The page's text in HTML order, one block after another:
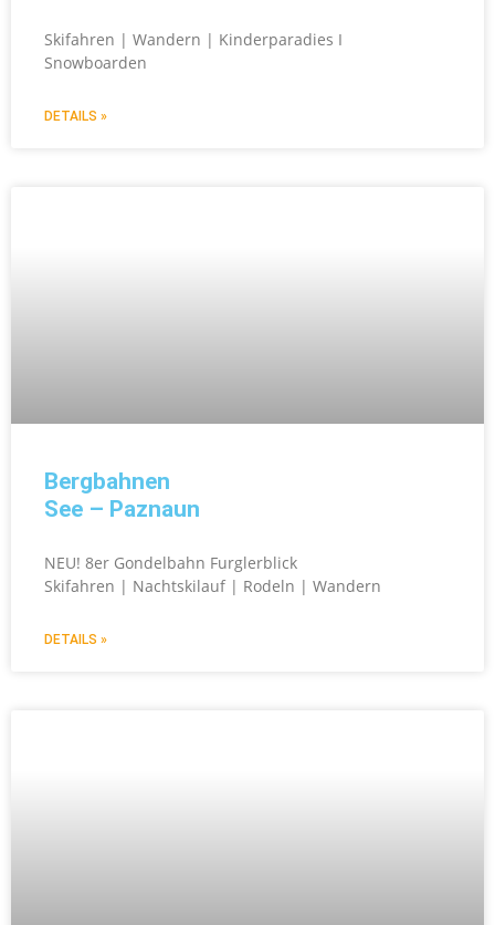
Skifahren | Wandern | Kinderparadies I
Snowboarden
DETAILS »
Bergbahnen
See – Paznaun
NEU! 8er Gondelbahn Furglerblick
Skifahren | Nachtskilauf | Rodeln | Wandern
DETAILS »